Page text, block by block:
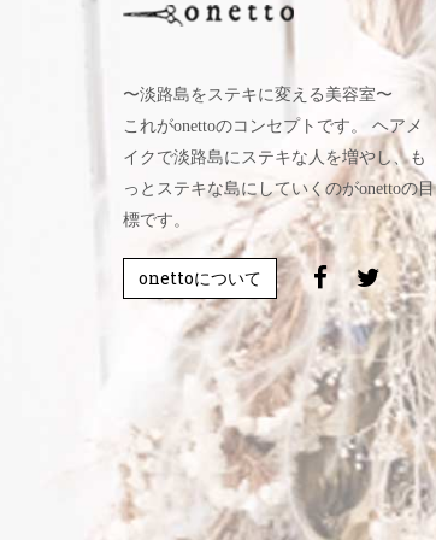
〜淡路島をステキに変える美容室〜
これがonettoのコンセプトです。 ヘアメ
イクで淡路島にステキな人を増やし、も
っとステキな島にしていくのがonettoの目
標です。
onettoについて